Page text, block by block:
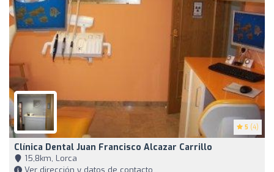
5 (4)
Clínica Dental Juan Francisco Alcazar Carrillo
15,8km, Lorca